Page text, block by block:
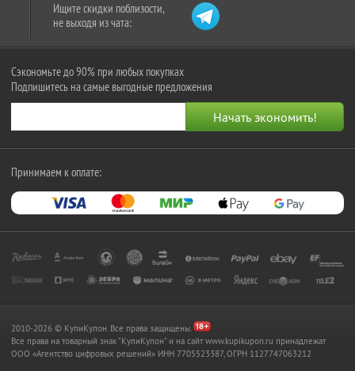
Ищите скидки поблизости,
не выходя из чата:
Сэкономьте до 90% при любых покупках
Подпишитесь на самые выгодные предложения
Принимаем к оплате:
2010-2026 © КупиКупон. Все права защищены.
Все права на товарный знак "КупиКупон" и на сайт www.kupikupon.ru принадлежат
OOO «Агентство цифровых решений» ИНН 7705523387, ОГРН 1127747063212